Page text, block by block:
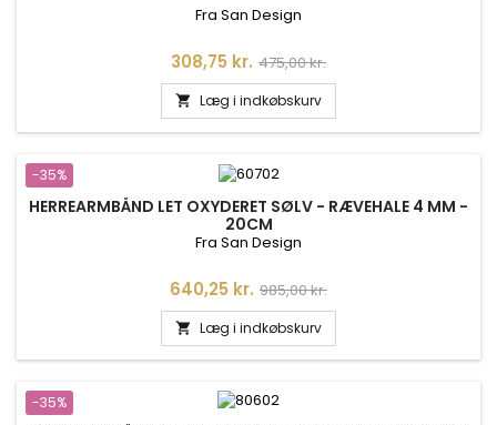
Fra San Design
Pris
308,75 kr. Normalpris
475,00 kr.
 Læg i indkøbskurv
-35%
HERREARMBÅND LET OXYDERET SØLV - RÆVEHALE 4 MM -
20CM
Fra San Design
Pris
640,25 kr. Normalpris
985,00 kr.
 Læg i indkøbskurv
-35%